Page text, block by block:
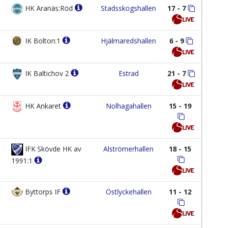
HK Aranäs:Röd Stadsskogshallen 17 - 7
IK Bolton:1 Hjälmaredshallen 6 - 9
IK Baltichov 2 Estrad 21 - 7
HK Ankaret Nolhagahallen 15 - 19
IFK Skövde HK av
1991:1
Alströmerhallen 18 - 15
Byttorps IF Östlyckehallen 11 - 12